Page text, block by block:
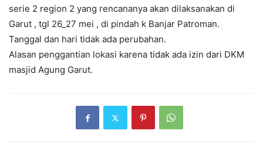
serie 2 region 2 yang rencananya akan dilaksanakan di
Garut , tgl 26_27 mei , di pindah k Banjar Patroman.
Tanggal dan hari tidak ada perubahan.
Alasan penggantian lokasi karena tidak ada izin dari DKM
masjid Agung Garut.